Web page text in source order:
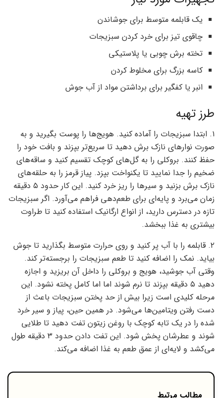
یک قابلمه متوسط برای جوشاندن
چاقوی تیز برای خرد کردن سبزیجات
تخته برش چوبی یا پلاستیکی
کاسه بزرگ برای مخلوط کردن
انبر یا کفگیر برای برداشتن مواد از آب جوش
طرز تهیه
۱. ابتدا سبزیجات را آماده کنید. هویج‌ها را پوست بگیرید و به
صورت نوارهای نازک برش دهید تا سریع‌تر بپزند و بافت خود را
حفظ کنند. بروکلی را به گل‌های کوچک تقسیم کنید و ساقه‌های
ضخیم را جدا نمایید تا یکنواخت بپزد. پیاز قرمز را به حلقه‌های
نازک برش بزنید و سیرها را ریز خرد کنید. این کار حدود ۵ دقیقه
زمان می‌برد و پایه‌ای برای طعم‌دهی فراهم می‌آورد. اگر سبزیجات
تازه در دسترس دارید، از انواع ارگانیک استفاده کنید تا طراوت
بیشتری به غذا ببخشد.
۲. قابلمه را با آب پر کنید و روی حرارت متوسط بگذارید تا جوش
بیاید. نمک را اضافه کنید تا طعم سبزیجات را برجسته‌تر کند.
وقتی آب جوشید، هویج و بروکلی را داخل آن بریزید و اجازه
دهید ۵ دقیقه بپزند تا نرم شوند اما اما کامل پخته نشود. این
مرحله کلیدی است زیرا بیش از حد پختن سبزیجات باعث از
دست رفتن ویتامین‌ها می‌شود. در همین حین، پیاز و سیر خرد
شده را در یک تابه کوچک با روغن زیتون تفت دهید تا طلایی
شوند و عطرشان پخش شود. این تفت دادن حدود ۳ دقیقه طول
می‌کشد و لایه‌ای از عمق طعم به غذا اضافه می‌کند.
مطالب مرتبط